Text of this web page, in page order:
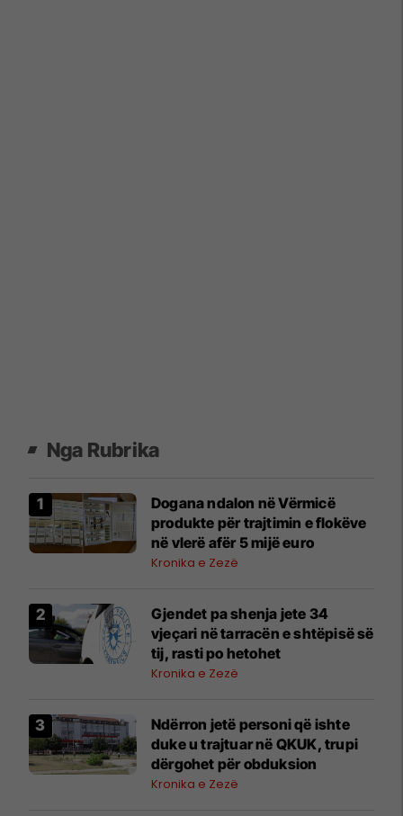
Nga Rubrika
Dogana ndalon në Vërmicë
produkte për trajtimin e flokëve
në vlerë afër 5 mijë euro
Kronika e Zezë
Gjendet pa shenja jete 34
vjeçari në tarracën e shtëpisë së
tij, rasti po hetohet
Kronika e Zezë
Ndërron jetë personi që ishte
duke u trajtuar në QKUK, trupi
dërgohet për obduksion
Kronika e Zezë